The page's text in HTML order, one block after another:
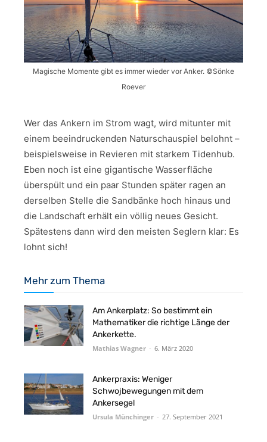
Magische Momente gibt es immer wieder vor Anker. ©Sönke
Roever
Wer das Ankern im Strom wagt, wird mitunter mit
einem beeindruckenden Naturschauspiel belohnt –
beispielsweise in Revieren mit starkem Tidenhub.
Eben noch ist eine gigantische Wasserfläche
überspült und ein paar Stunden später ragen an
derselben Stelle die Sandbänke hoch hinaus und
die Landschaft erhält ein völlig neues Gesicht.
Spätestens dann wird den meisten Seglern klar: Es
lohnt sich!
Mehr zum Thema
Am Ankerplatz: So bestimmt ein
Mathematiker die richtige Länge der
Ankerkette.
Mathias Wagner - 6. März 2020
Ankerpraxis: Weniger
Schwojbewegungen mit dem
Ankersegel
Ursula Münchinger - 27. September 2021